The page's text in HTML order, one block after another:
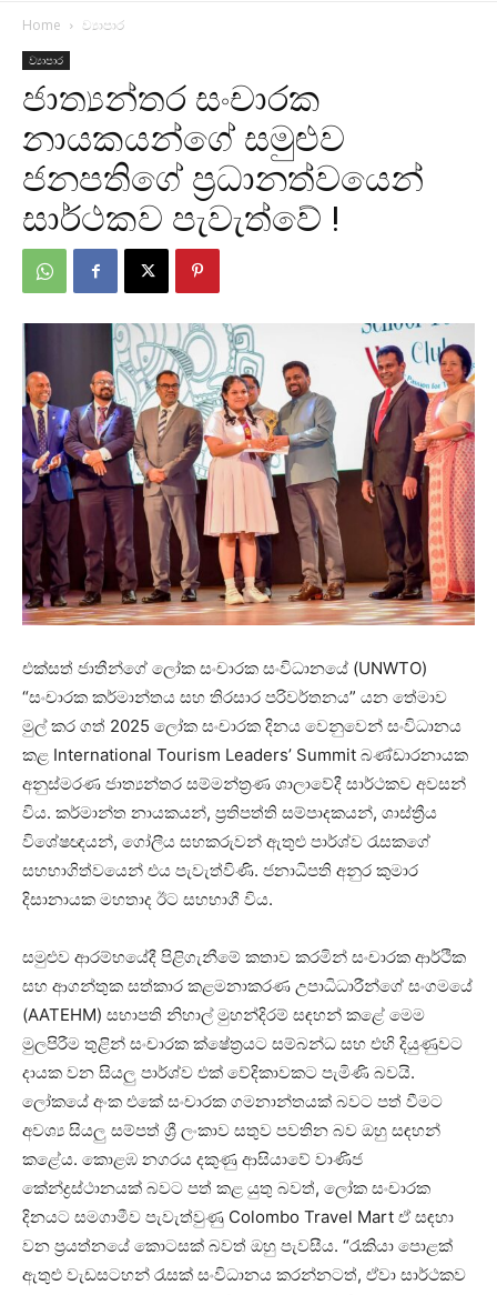
Home ව්‍යාපාර
ව්‍යාපාර
ජාත්‍යන්තර සංචාරක
නායකයන්ගේ සමුළුව
ජනපතිගේ ප්‍රධානත්වයෙන්
සාර්ථකව පැවැත්වේ !
එක්සත් ජාතීන්ගේ ලෝක සංචාරක සංවිධානයේ (UNWTO)
“සංචාරක කර්මාන්තය සහ තිරසාර පරිවර්තනය” යන තේමාව
මුල් කර ගත් 2025 ලෝක සංචාරක දිනය වෙනුවෙන් සංවිධානය
කළ International Tourism Leaders’ Summit බණ්ඩාරනායක
අනුස්මරණ ජාත්‍යන්තර සම්මන්ත්‍රණ ශාලාවේදී සාර්ථකව අවසන්
විය. කර්මාන්ත නායකයන්, ප්‍රතිපත්ති සම්පාදකයන්, ශාස්ත්‍රීය
විශේෂඥයන්, ගෝලීය සහකරුවන් ඇතුළු පාර්ශ්ව රැසකගේ
සහභාගිත්වයෙන් එය පැවැත්විණි. ජනාධිපති අනුර කුමාර
දිසානායක මහතාද ඊට සහභාගී විය.
සමුළුව ආරම්භයේදී පිළිගැනීමේ කතාව කරමින් සංචාරක ආර්ථික
සහ ආගන්තුක සත්කාර කළමනාකරණ උපාධිධාරීන්ගේ සංගමයේ
(AATEHM) සභාපති නිහාල් මුහන්දිරම් සඳහන් කළේ මෙම
මුලපිරීම තුළින් සංචාරක ක්ෂේත්‍රයට සම්බන්ධ සහ එහි දියුණුවට
දායක වන සියලු පාර්ශ්ව එක් වේදිකාවකට පැමිණි බවයි.
ලෝකයේ අංක එකේ සංචාරක ගමනාන්තයක් බවට පත් වීමට
අවශ්‍ය සියලු සම්පත් ශ්‍රී ලංකාව සතුව පවතින බව ඔහු සඳහන්
කළේය. කොළඹ නගරය දකුණු ආසියාවේ වාණිජ
කේන්ද්‍රස්ථානයක් බවට පත් කළ යුතු බවත්, ලෝක සංචාරක
දිනයට සමගාමීව පැවැත්වුණු Colombo Travel Mart ඒ සඳහා
වන ප්‍රයත්නයේ කොටසක් බවත් ඔහු පැවසීය. “රැකියා පොළක්
ඇතුළු වැඩසටහන් රැසක් සංවිධානය කරන්නටත්, ඒවා සාර්ථකව